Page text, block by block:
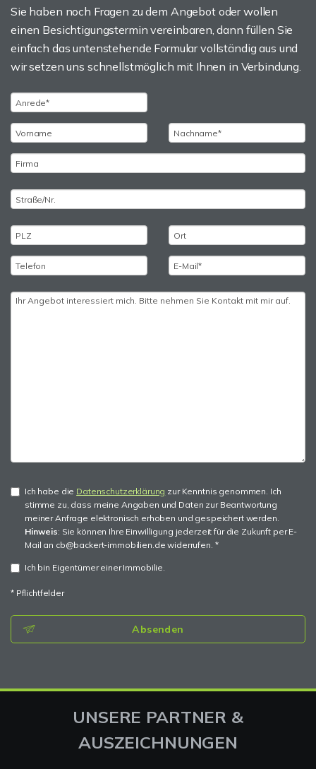
Sie haben noch Fragen zu dem Angebot oder wollen
einen Besichtigungstermin vereinbaren, dann füllen Sie
einfach das untenstehende Formular vollständig aus und
wir setzen uns schnellstmöglich mit Ihnen in Verbindung.
Ich habe die Datenschutzerklärung zur Kenntnis genommen. Ich
stimme zu, dass meine Angaben und Daten zur Beantwortung
meiner Anfrage elektronisch erhoben und gespeichert werden.
Hinweis: Sie können Ihre Einwilligung jederzeit für die Zukunft per E-
Mail an cb@backert-immobilien.de widerrufen. *
Ich bin Eigentümer einer Immobilie.
* Pflichtfelder
Absenden
UNSERE PARTNER &
AUSZEICHNUNGEN